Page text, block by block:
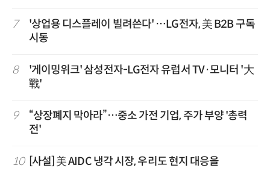
7
'상업용 디스플레이 빌려쓴다' …LG전자, 美 B2B 구독
시동
8
'게이밍위크' 삼성전자-LG전자 유럽서 TV·모니터 '大
戰'
9
“상장폐지 막아라”…중소 가전 기업, 주가 부양 '총력
전'
10 [사설] 美 AIDC 냉각 시장, 우리도 현지 대응을